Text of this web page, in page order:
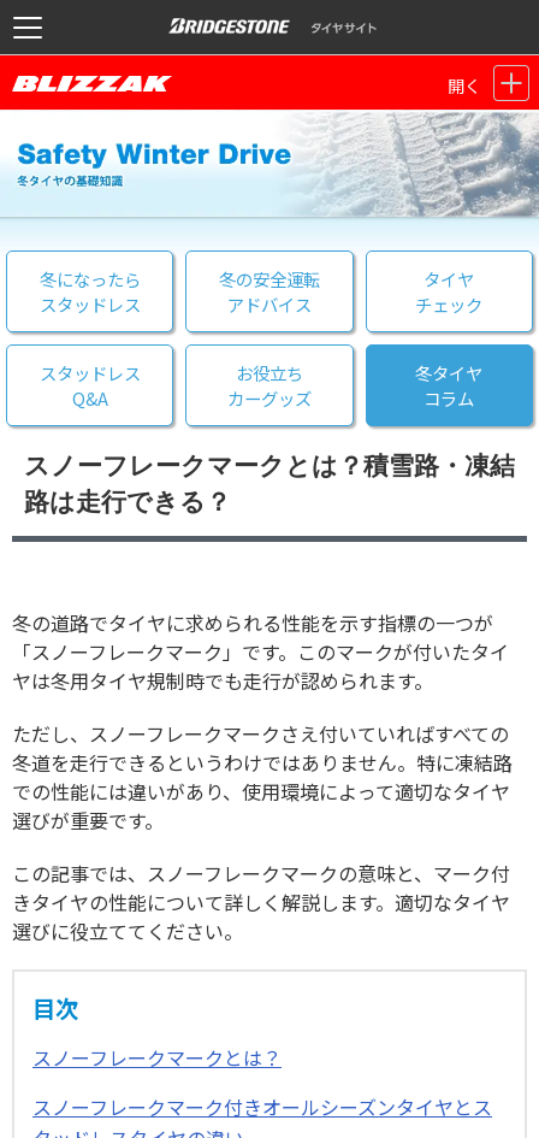
開く
冬になったら
スタッドレス
冬の安全運転
アドバイス
タイヤ
チェック
スタッドレス
Q&A
お役立ち
カーグッズ
冬タイヤ
コラム
スノーフレークマークとは？積雪路・凍結
路は走行できる？
冬の道路でタイヤに求められる性能を示す指標の一つが
「スノーフレークマーク」です。このマークが付いたタイ
ヤは冬用タイヤ規制時でも走行が認められます。
ただし、スノーフレークマークさえ付いていればすべての
冬道を走行できるというわけではありません。特に凍結路
での性能には違いがあり、使用環境によって適切なタイヤ
選びが重要です。
この記事では、スノーフレークマークの意味と、マーク付
きタイヤの性能について詳しく解説します。適切なタイヤ
選びに役立ててください。
目次
スノーフレークマークとは？
スノーフレークマーク付きオールシーズンタイヤとス